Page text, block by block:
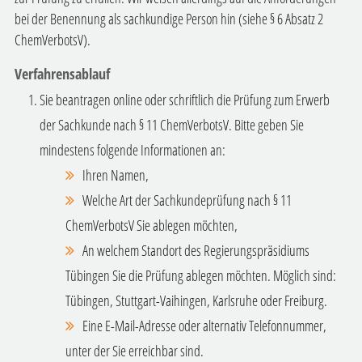
bei der Benennung als sachkundige Person hin (siehe § 6 Absatz 2
ChemVerbotsV).
Verfahrensablauf
Sie beantragen online oder schriftlich die Prüfung zum Erwerb
der Sachkunde nach § 11 ChemVerbotsV. Bitte geben Sie
mindestens folgende Informationen an:
Ihren Namen,
Welche Art der Sachkundeprüfung nach § 11
ChemVerbotsV Sie ablegen möchten,
An welchem Standort des Regierungspräsidiums
Tübingen Sie die Prüfung ablegen möchten. Möglich sind:
Tübingen, Stuttgart-Vaihingen, Karlsruhe oder Freiburg.
Eine E-Mail-Adresse oder alternativ Telefonnummer,
unter der Sie erreichbar sind.